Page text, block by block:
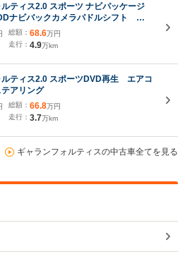
ティス2.0 スポーツ ナビパッケージ
ナビバックカメラパドルシフト
ンチアルミ スマートキー キセノン
ライト オートライト機能 ミュージ
ステアリングスイッチ
総額： 68.6万円
走行： 4.9万km
ルティス2.0 スポーツDVD再生 エアコ
アリング
総額： 66.8万円
走行： 3.7万km
ギャランフォルティスの中古車全てを見る